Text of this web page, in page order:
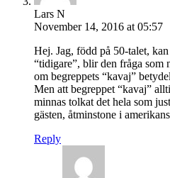
Lars N
November 14, 2016 at 05:57
Hej. Jag, född på 50-talet,
“tidigare”, blir den fråga som
om begreppets “kavaj”
Men att begreppet “kavaj”
minnas tolkat det hela som
gästen, åtminstone i
Reply